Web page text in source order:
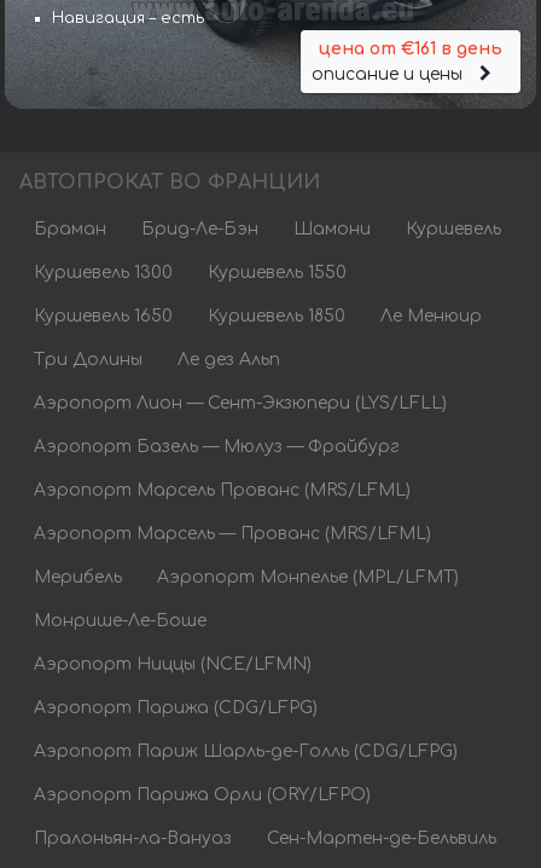
Навигация – есть
цена от €161 в день
описание и цены
АВТОПРОКАТ ВО ФРАНЦИИ
Браман Брид-Ле-Бэн Шамони Куршевель
Куршевель 1300 Куршевель 1550
Куршевель 1650 Куршевель 1850 Ле Менюир
Три Долины Ле дез Альп
Аэропорт Лион — Сент-Экзюпери (LYS/LFLL)
Аэропорт Базель — Мюлуз — Фрайбург
Аэропорт Марсель Прованс (MRS/LFML)
Аэропорт Марсель — Прованс (MRS/LFML)
Мерибель Аэропорт Монпелье (MPL/LFMT)
Монрише-Ле-Боше
Аэропорт Ниццы (NCE/LFMN)
Аэропорт Парижа (CDG/LFPG)
Аэропорт Париж Шарль-де-Голль (CDG/LFPG)
Аэропорт Парижа Орли (ORY/LFPO)
Пралоньян-ла-Вануаз Сен-Мартен-де-Бельвиль